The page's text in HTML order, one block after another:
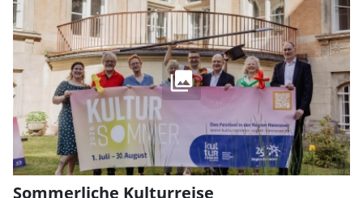
Sommerliche Kulturreise